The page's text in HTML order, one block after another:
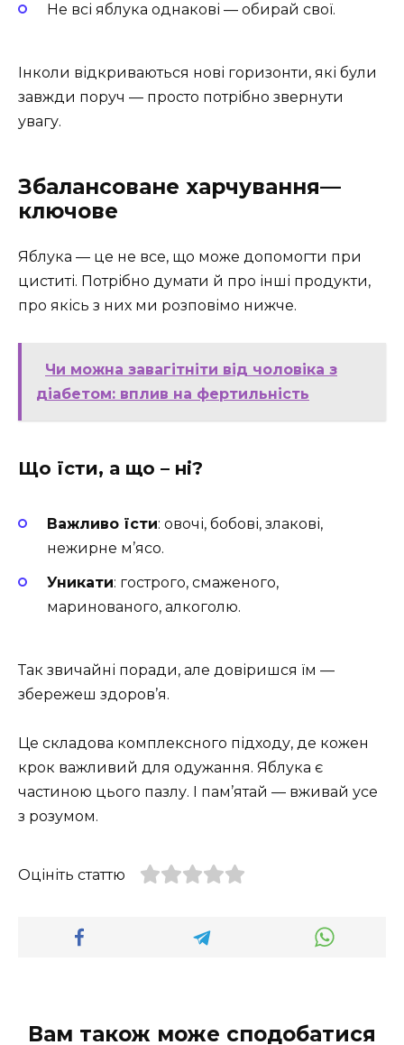
Не всі яблука однакові — обирай свої.
Інколи відкриваються нові горизонти, які були
завжди поруч — просто потрібно звернути
увагу.
Збалансоване харчування—
ключове
Яблука — це не все, що може допомогти при
циститі. Потрібно думати й про інші продукти,
про якісь з них ми розповімо нижче.
Чи можна завагітніти від чоловіка з
діабетом: вплив на фертильність
Що їсти, а що – ні?
Важливо їсти: овочі, бобові, злакові,
нежирне м’ясо.
Уникати: гострого, смаженого,
маринованого, алкоголю.
Так звичайні поради, але довіришся їм —
збережеш здоров’я.
Це складова комплексного підходу, де кожен
крок важливий для одужання. Яблука є
частиною цього пазлу. І пам’ятай — вживай усе
з розумом.
Оцініть статтю
Вам також може сподобатися